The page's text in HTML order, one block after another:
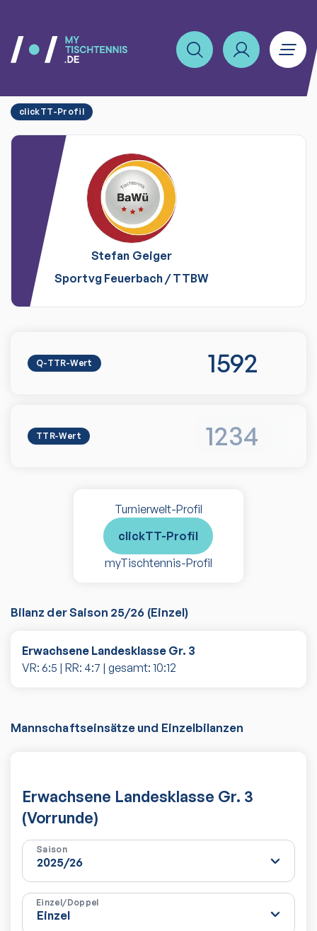
clickTT-Profil
Stefan Geiger
Sportvg Feuerbach /TTBW
Q-TTR-Wert 1592
TTR-Wert 1234
Turnierwelt-Profil
clickTT-Profil
myTischtennis-Profil
Bilanz der Saison 25/26 (Einzel)
Erwachsene Landesklasse Gr. 3
VR: 6:5 | RR: 4:7 | gesamt: 10:12
Mannschaftseinsätze und Einzelbilanzen
Erwachsene Landesklasse Gr. 3
(Vorrunde)
Saison
Einzel/Doppel